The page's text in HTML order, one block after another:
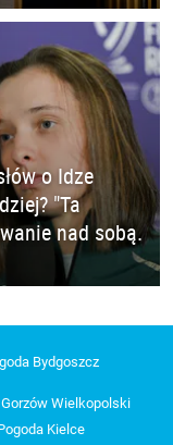
o Idze
"Ta
nad sobą.
Bydgoszcz
Wielkopolski
Kielce